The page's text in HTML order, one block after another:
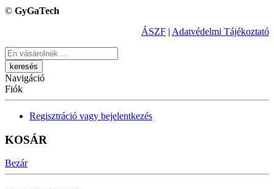
© GyGaTech
ÁSZF | Adatvédelmi Tájékoztató
Keresés
Navigáció
Fiók
Regisztráció vagy bejelentkezés
KOSÁR
Bezár